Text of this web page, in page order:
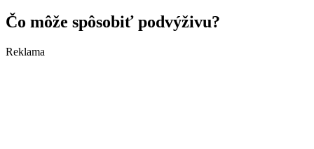
Čo môže spôsobiť podvýživu?
Reklama